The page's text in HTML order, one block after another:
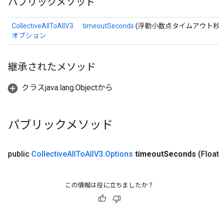
CollectiveAllToAllV3.
オプション
timeoutSeconds (浮動小数点タイムアウト
継承されたメソッド
クラスjava.lang.Objectから
パブリックメソッド
public CollectiveAllToAllV3.Options timeoutSeconds
この情報は役に立ちましたか？